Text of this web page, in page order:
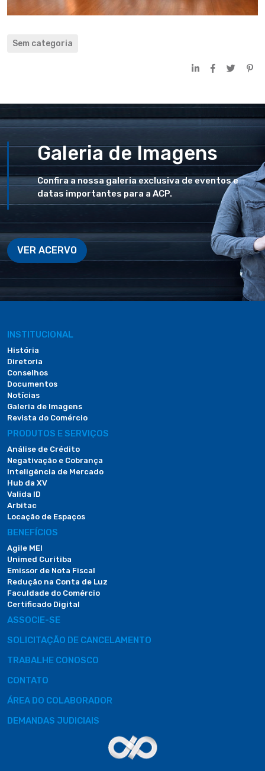
Sem categoria
Galeria de Imagens
Confira a nossa galeria exclusiva de eventos e
datas importantes para a ACP.
VER ACERVO
INSTITUCIONAL
História
Diretoria
Conselhos
Documentos
Notícias
Galeria de Imagens
Revista do Comércio
PRODUTOS E SERVIÇOS
Análise de Crédito
Negativação e Cobrança
Inteligência de Mercado
Hub da XV
Valida ID
Arbitac
Locação de Espaços
BENEFÍCIOS
Agile MEI
Unimed Curitiba
Emissor de Nota Fiscal
Redução na Conta de Luz
Faculdade do Comércio
Certificado Digital
ASSOCIE-SE
SOLICITAÇÃO DE CANCELAMENTO
TRABALHE CONOSCO
CONTATO
ÁREA DO COLABORADOR
DEMANDAS JUDICIAIS